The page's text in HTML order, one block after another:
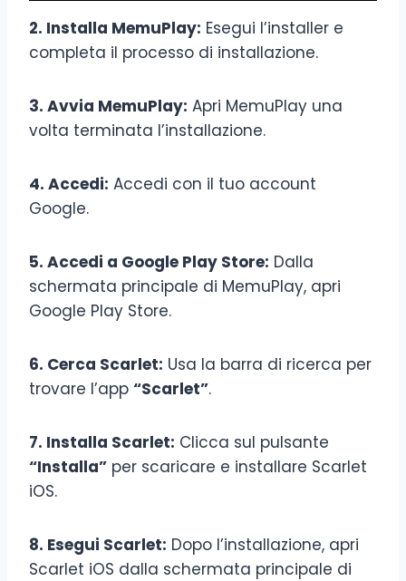
2. Installa MemuPlay: Esegui l’installer e
completa il processo di installazione.
3. Avvia MemuPlay: Apri MemuPlay una
volta terminata l’installazione.
4. Accedi: Accedi con il tuo account
Google.
5. Accedi a Google Play Store: Dalla
schermata principale di MemuPlay, apri
Google Play Store.
6. Cerca Scarlet: Usa la barra di ricerca per
trovare l’app “Scarlet”.
7. Installa Scarlet: Clicca sul pulsante
“Installa” per scaricare e installare Scarlet
iOS.
8. Esegui Scarlet: Dopo l’installazione, apri
Scarlet iOS dalla schermata principale di